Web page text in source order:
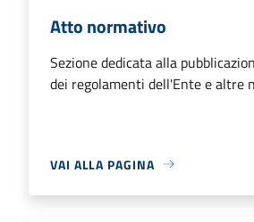
Atto normativo
Sezione dedicata alla
dei regolamenti dell'Ente e altre
VAI ALLA PAGINA